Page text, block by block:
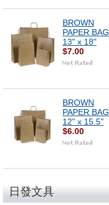
BROWN
PAPER BAG
13" x 18"
$7.00
BROWN
PAPER BAG
12" x 15.5"
$6.00
日發文具